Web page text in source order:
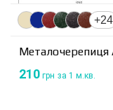
+24
Металочерепиця
210 грн за 1 м.кв.